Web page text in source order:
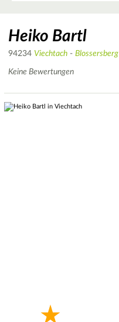
Heiko Bartl
94234 Viechtach - Blossersberg
Keine Bewertungen